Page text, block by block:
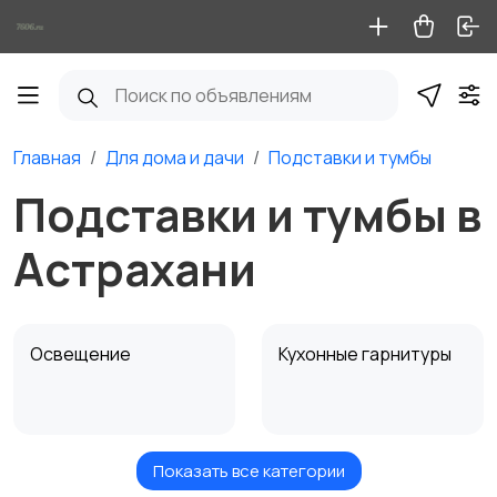
Главная Для дома и дачи Подставки и тумбы
Подставки и тумбы в
Астрахани
Освещение Кухонные гарнитуры
Кровати и матрасы Диваны и кресла
Показать все категории